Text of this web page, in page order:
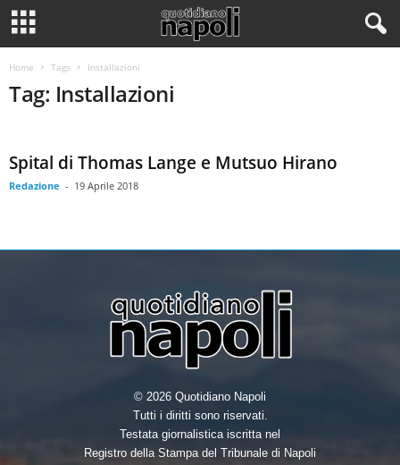
Home Tags Installazioni
Tag: Installazioni
Spital di Thomas Lange e Mutsuo Hirano
Redazione - 19 Aprile 2018
© 2026 Quotidiano Napoli
Tutti i diritti sono riservati.
Testata giornalistica iscritta nel
Registro della Stampa del Tribunale di Napoli